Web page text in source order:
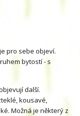
pro sebe objeví.
bytostí - s
další.
kousavé,
Možná je některý z